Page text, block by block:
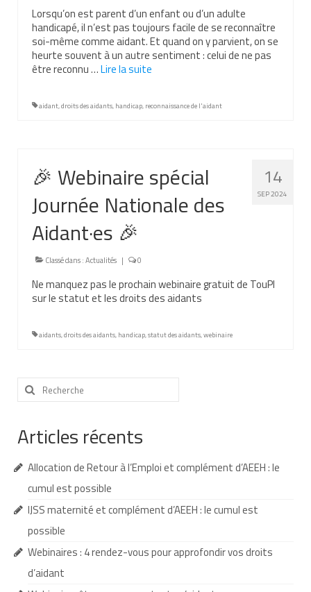
Nos partenaires
Nos livres
Nos livres adaptés
Soins bucco-dentaires
Dossier MDPH
Projet de vie
Demande d’orientation
Demande d’AVS
Aides municipales
Aides pour les salariés du privé
Aide exceptionnelle sécurité sociale
Aide aux démarches relatives à la
scolarisation
Education nationale : ASH
décision favorable
Lorsqu’on est parent d’un enfant ou d’un adulte
handicapé, il n’est pas toujours facile de se reconnaître
soi-même comme aidant. Et quand on y parvient, on se
heurte souvent à un autre sentiment : celui de ne pas
être reconnu …Lire la suite­­
aidant,droits des aidants, handicap, reconnaissance de l'aidant
14
SEP 2024
🎉 Webinaire spécial
Journée Nationale des
Aidant·es 🎉
Classé dans :Actualités | 0
Ne manquez pas le prochain webinaire gratuit de TouPI
sur le statut et les droits des aidants
aidants,droits des aidants, handicap,statut des aidants,webinaire
Rechercher
:
Articles récents
Allocation de Retour à l’Emploi et complément d’AEEH : le
cumul est possible
IJSS maternité et complément d’AEEH : le cumul est
possible
Webinaires : 4 rendez-vous pour approfondir vos droits
d’aidant